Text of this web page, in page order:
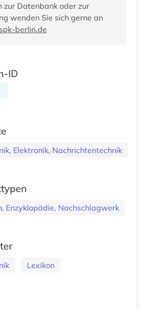
zur Datenbank oder zur
wenden Sie sich gerne an
berlin.de
ID
Elektronik, Nachrichtentechnik
Enzyklopädie, Nachschlagwerk
Lexikon